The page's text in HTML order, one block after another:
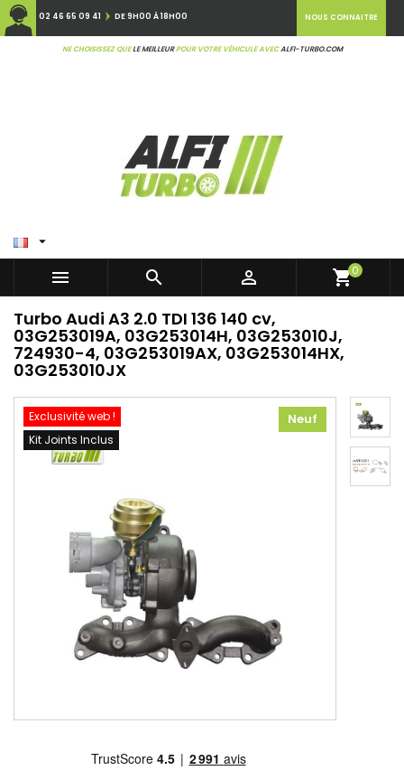
02 46 65 09 41 DE 9H00 À 18H00
NE CHOISISSEZ QUELE MEILLEURPOUR VOTRE VÉHICULE AVECALFI-TURBO.COM
NOUS CONNAITRE

   shopping_cart0
Turbo Audi A3 2.0 TDI 136 140 cv,
03G253019A, 03G253014H, 03G253010J,
724930-4, 03G253019AX, 03G253014HX,
03G253010JX
Exclusivité web !
Kit Joints Inclus
Neuf